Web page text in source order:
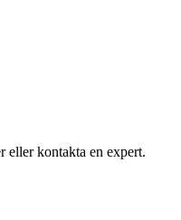
Rensa alla Klart
eller kontakta en expert.